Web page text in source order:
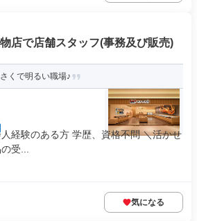
店で店舗スタッフ(事務及び販売)
くで明るい職場♪
経験のある方 学歴、資格不問 ＼活かせ
受...
気になる